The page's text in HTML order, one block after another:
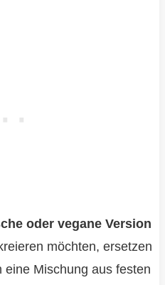
oder vegane Version
möchten, ersetzen
Mischung aus festen